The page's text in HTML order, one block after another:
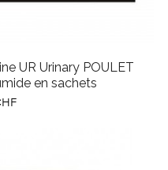
UR Urinary POULET
en sachets